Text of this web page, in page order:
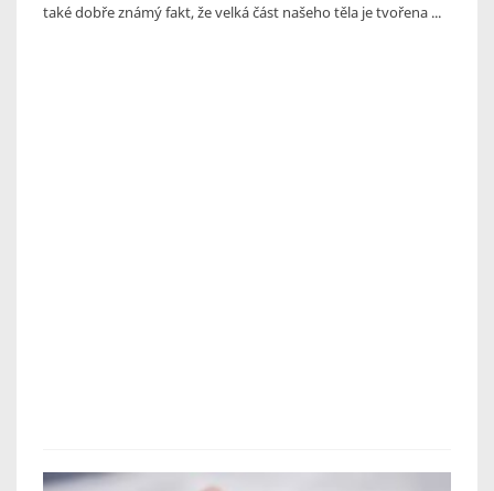
také dobře známý fakt, že velká část našeho těla je tvořena ...